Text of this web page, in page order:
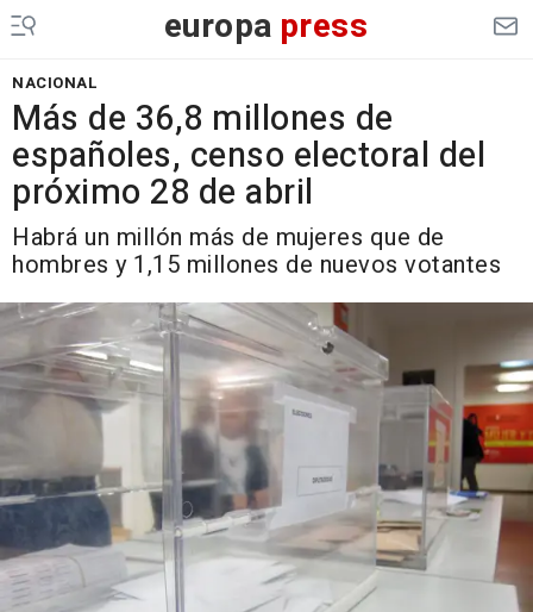
europa press
NACIONAL
Más de 36,8 millones de
españoles, censo electoral del
próximo 28 de abril
Habrá un millón más de mujeres que de
hombres y 1,15 millones de nuevos votantes